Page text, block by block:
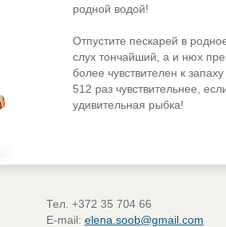
родной водой!
Отпустите пескарей в
слух тончайший, а и нюх
более чувствителен к
512 раз чувствительнее,
удивительная рыбка!
Тел. +372 35 704 66
E-mail: elena.soob@gmail.com